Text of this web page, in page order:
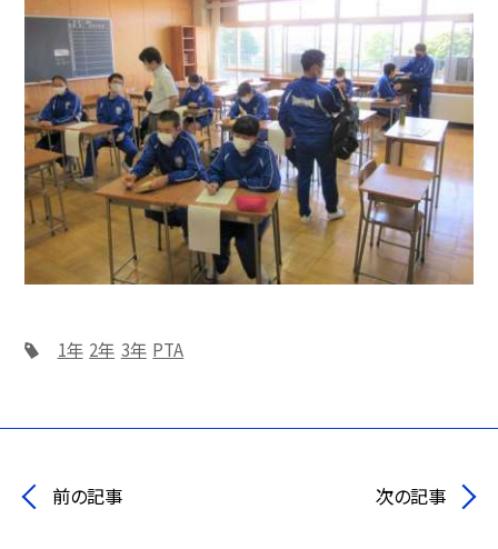
1年 2年 3年 PTA
前の記事 次の記事